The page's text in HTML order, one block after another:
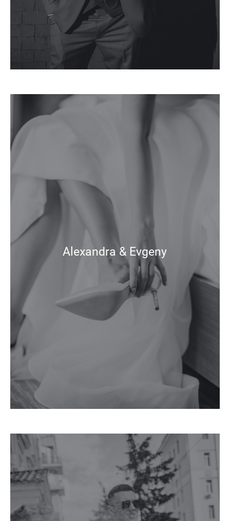
Alexandra & Evgeny